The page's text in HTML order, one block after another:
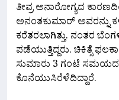
ತೀವ್ರ ಅನಾರೋಗ್ಯದ
ಅನಂತಕುಮಾರ್ ಅವರನ್ನು
ಕರೆತರಲಾಗಿತ್ತು. ನಂತರ
ಪಡೆಯುತ್ತಿದ್ದರು. ಚಿಕಿತ್ಸೆ
ಸುಮಾರು 3 ಗಂಟೆ
ಕೊನೆಯುಸಿರೆಳೆದಿದ್ದಾರೆ.